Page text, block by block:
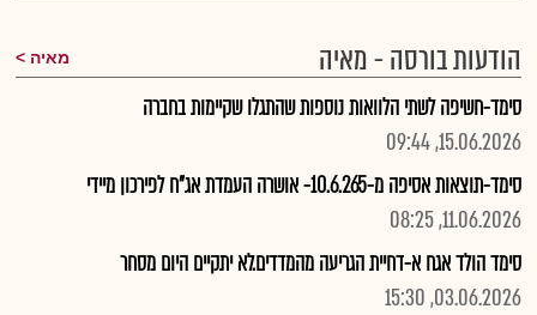
הודעות בורסה - מאיה
מאיה
סימד-חשיפה לשתי הלוואות נוספות שהתגלו שקיימות בחברה
15.06.2026, 09:44
סימד-תוצאות אסיפה מ-10.6.265- אושרה העמדת אג"ח לפירכון מיידי
11.06.2026, 08:25
סימד הולד אגח א-דחיית הגריעה מהמדדים.לא יתקיים היום מסחר
03.06.2026, 15:30